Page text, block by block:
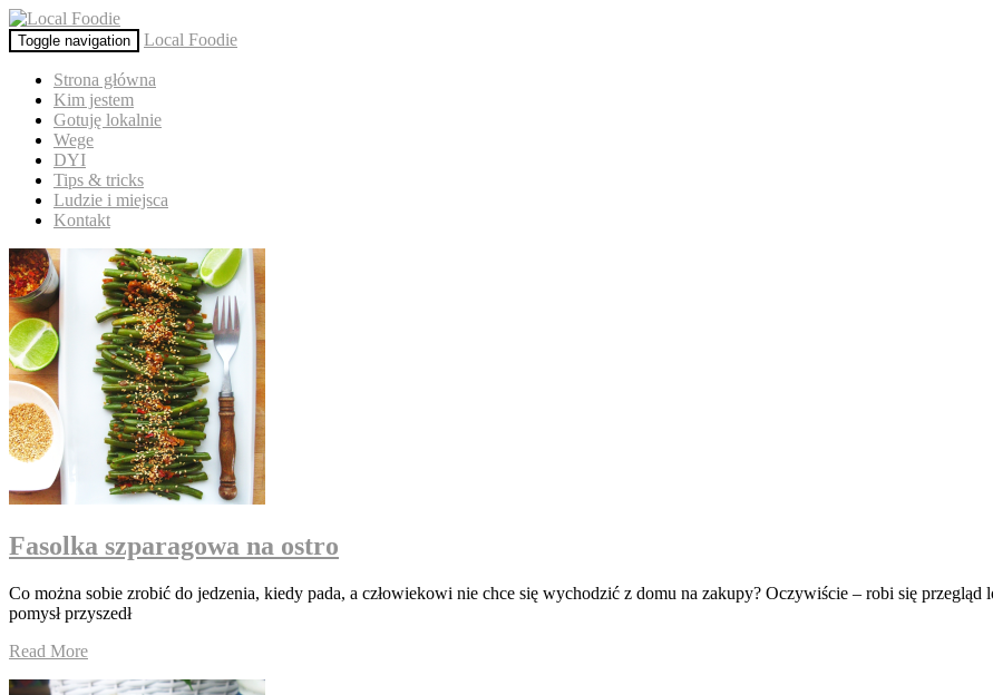
Toggle navigation Local Foodie
Strona główna
Kim jestem
Gotuję lokalnie
Wege
DYI
Tips & tricks
Ludzie i miejsca
Kontakt
Fasolka szparagowa na ostro
Co można sobie zrobić do jedzenia, kiedy pada, a człowiekowi nie chce się wychodzić z domu na zakupy? Oczywiście – robi się
pomysł przyszedł
Read More